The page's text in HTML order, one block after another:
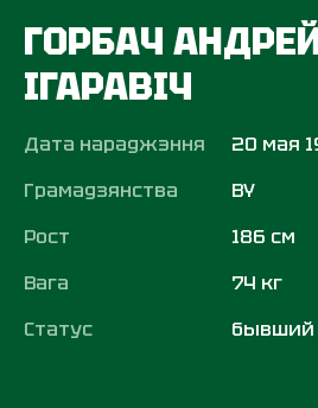
ГОРБАЧ
ІГАРАВІЧ
Дата нараджэння
20 мая
Грамадзянства
BY
Рост
186 см
Вага
74 кг
Статус
бывший